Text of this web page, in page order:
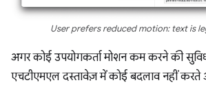
User prefers reduced motion: text is
अगर कोई उपयोगकर्ता मोशन कम करने की
एचटीएमएल दस्तावेज़ में कोई बदलाव नहीं करते